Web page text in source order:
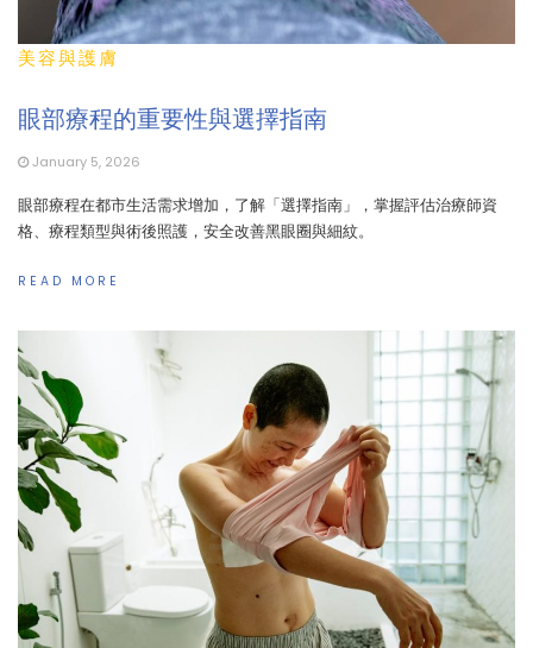
美容與護膚
眼部療程的重要性與選擇指南
January 5, 2026
眼部療程在都市生活需求增加，了解「選擇指南」，掌握評估治療師資
格、療程類型與術後照護，安全改善黑眼圈與細紋。
READ MORE